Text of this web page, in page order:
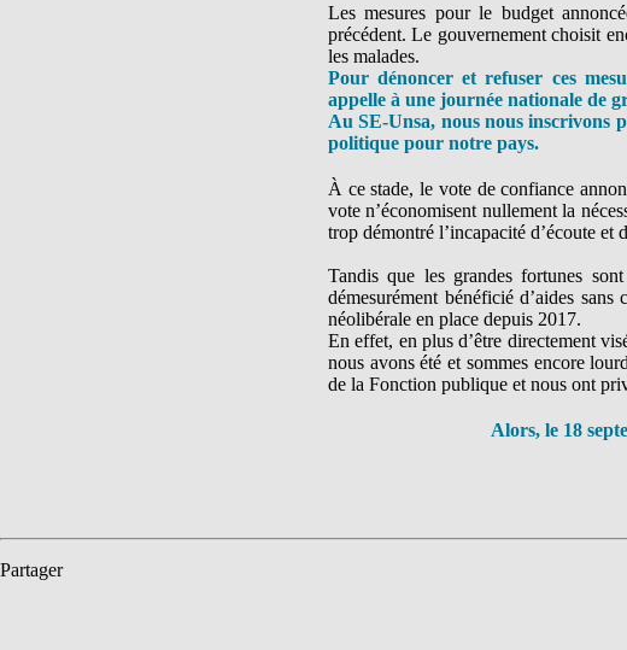
Les mesures pour le budget
précédent. Le gouvernement choisit
les malades.
Pour dénoncer et refuser ces
appelle à une journée nationale de
Au SE-Unsa, nous nous inscrivons
politique pour notre pays.
À ce stade, le vote de confiance
vote n’économisent nullement la
trop démontré l’incapacité d’écoute et
Tandis que les grandes fortunes
démesurément bénéficié d’aides
néolibérale en place depuis 2017.
En effet, en plus d’être directement
nous avons été et sommes encore
de la Fonction publique et nous ont
Alors, le 18
Partager